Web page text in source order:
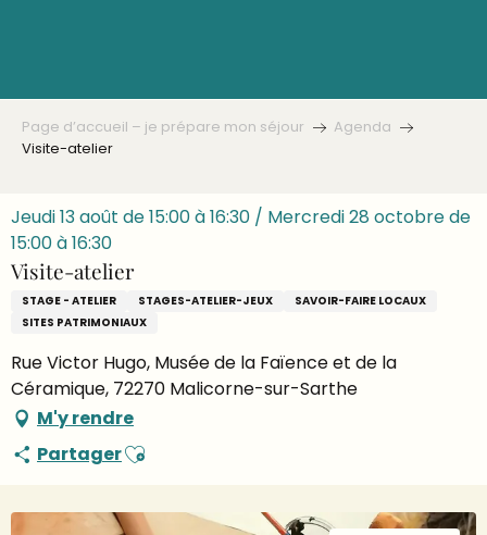
Page d’accueil – je prépare mon séjour
Agenda
Visite-atelier
Jeudi 13 août de 15:00 à 16:30 / Mercredi 28 octobre de
15:00 à 16:30
Visite-atelier
STAGE - ATELIER STAGES-ATELIER-JEUX
SAVOIR-FAIRE LOCAUX
SITES PATRIMONIAUX
Rue Victor Hugo, Musée de la Faïence et de la
Céramique, 72270 Malicorne-sur-Sarthe
M'y rendre
PartagerAjouter aux favoris